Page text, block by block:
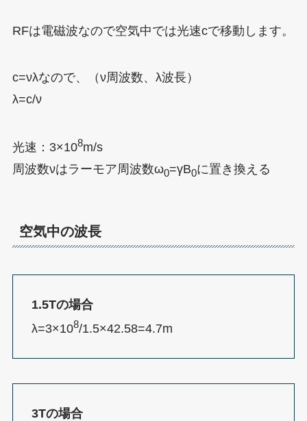
RFは電磁波なので空気中では光速cで移動します。
c=νλなので、（ν周波数、λ波長）
λ=c/ν
光速：3×108m/s
周波数νはラーモア周波数ω0=γB0に置き換える
空気中の波長
1.5Tの場合
λ=3×108/1.5×42.58=4.7m
3Tの場合